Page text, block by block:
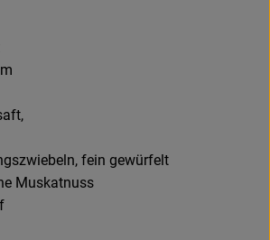
fein gewürfelt
Muskatnuss